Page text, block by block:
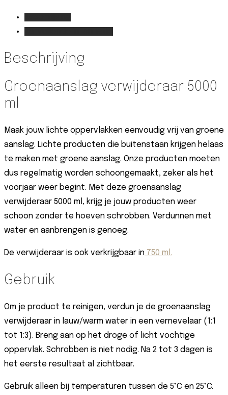
Beschrijving
Groenaanslag verwijderaar 5000
ml
Maak jouw lichte oppervlakken eenvoudig vrij van groene
aanslag. Lichte producten die buitenstaan krijgen helaas
te maken met groene aanslag. Onze producten moeten
dus regelmatig worden schoongemaakt, zeker als het
voorjaar weer begint. Met deze groenaanslag
verwijderaar 5000 ml, krijg je jouw producten weer
schoon zonder te hoeven schrobben. Verdunnen met
water en aanbrengen is genoeg.
De verwijderaar is ook verkrijgbaar in 750 ml.
Gebruik
Om je product te reinigen, verdun je de groenaanslag
verwijderaar in lauw/warm water in een vernevelaar (1:1
tot 1:3). Breng aan op het droge of licht vochtige
oppervlak. Schrobben is niet nodig. Na 2 tot 3 dagen is
het eerste resultaat al zichtbaar.
Gebruik alleen bij temperaturen tussen de 5°C en 25°C.